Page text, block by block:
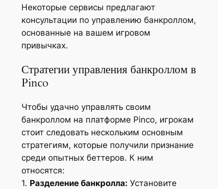
Некоторые сервисы предлагают
консультации по управлению банкроллом,
основанные на вашем игровом
привычках.
Стратегии управления банкроллом в
Pinco
Чтобы удачно управлять своим
банкроллом на платформе Pinco, игрокам
стоит следовать нескольким основным
стратегиям, которые получили признание
среди опытных беттеров. К ним
относятся:
1. Разделение банкролла: Установите